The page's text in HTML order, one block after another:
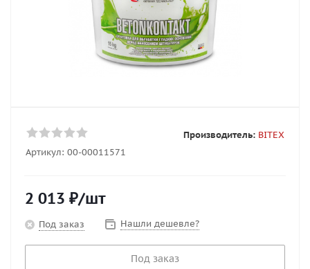
Артикул: 00-00011571
Производитель: BITEX
2 013 ₽/шт
Под заказ Нашли дешевле?
Под заказ